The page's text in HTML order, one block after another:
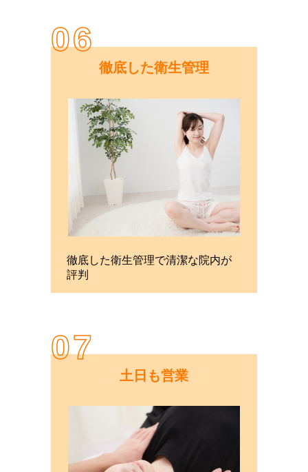
06
徹底した衛生管理
徹底した衛生管理で清潔な院内が
評判
07
土日も営業